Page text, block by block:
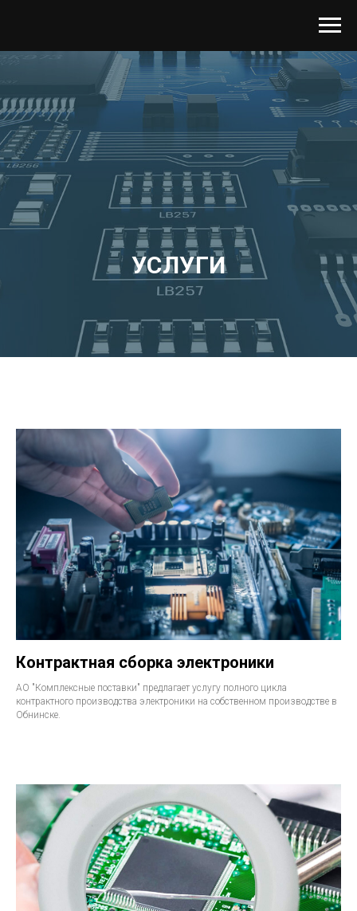
УСЛУГИ
Контрактная сборка электроники
АО "Комплексные поставки" предлагает услугу полного цикла
контрактного производства электроники на собственном производстве в
Обнинске.